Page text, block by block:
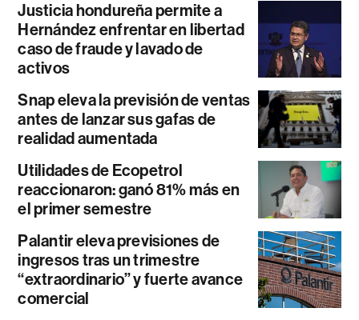
Justicia hondureña permite a
Hernández enfrentar en libertad
caso de fraude y lavado de
activos
Snap eleva la previsión de ventas
antes de lanzar sus gafas de
realidad aumentada
Utilidades de Ecopetrol
reaccionaron: ganó 81% más en
el primer semestre
Palantir eleva previsiones de
ingresos tras un trimestre
“extraordinario” y fuerte avance
comercial